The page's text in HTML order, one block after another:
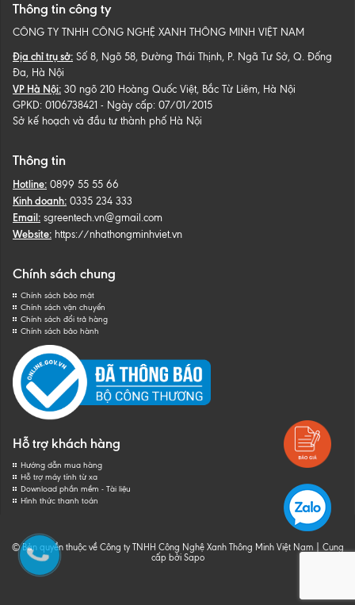
Thông tin công ty
CÔNG TY TNHH CÔNG NGHỆ XANH THÔNG MINH VIỆT NAM
Địa chỉ trụ sở: Số 8, Ngõ 58, Đường Thái Thịnh, P. Ngã Tư Sở, Q. Đống
Đa, Hà Nội
VP Hà Nội: 30 ngõ 210 Hoàng Quốc Việt, Bắc Từ Liêm, Hà Nội
GPKD: 0106738421 - Ngày cấp: 07/01/2015
Sở kế hoạch và đầu tư thành phố Hà Nội
Thông tin
Hotline: 0899 55 55 66
Kinh doanh: 0335 234 333
Email: sgreentech.vn@gmail.com
Website: https://nhathongminhviet.vn
Chính sách chung
Chính sách bảo mật
Chính sách vận chuyển
Chính sách đổi trả hàng
Chính sách bảo hành
Hỗ trợ khách hàng
Hướng dẫn mua hàng
Hỗ trợ máy tính từ xa
Download phần mềm - Tài liệu
Hình thức thanh toán
© Bản quyền thuộc về Công ty TNHH Công Nghệ Xanh Thông Minh Việt Nam
Cung
cấp bởi Sapo